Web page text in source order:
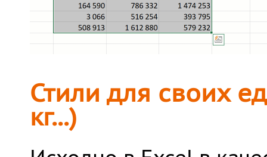
Стили для своих
кг...)